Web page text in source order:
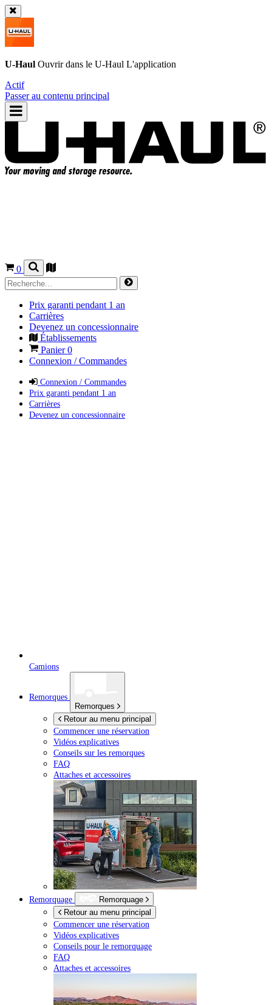
U-Haul Ouvrir dans le U-Haul L'application
Actif
Passer au contenu principal
0
Prix garanti pendant 1 an
Carrières
Devenez un concessionnaire
Établissements
Panier0
Connexion / Commandes
Connexion / Commandes
Prix garanti pendant 1 an
Carrières
Devenez un concessionnaire
Camions
Remorques
Remorques
Retour au menu principal
Commencer une réservation
Vidéos explicatives
Conseils sur les remorques
FAQ
Attaches et accessoires
Remorquage
Remorquage
Retour au menu principal
Commencer une réservation
Vidéos explicatives
Conseils pour le remorquage
FAQ
Attaches et accessoires